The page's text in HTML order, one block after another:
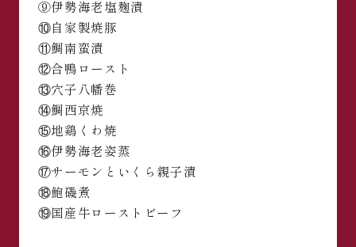
⑨伊勢海老塩麹漬
⑩自家製焼豚
⑪鯛南蛮漬
⑫合鴨ロースト
⑬穴子八幡巻
⑭鯛西京焼
⑮地鶏くわ焼
⑯伊勢海老姿蒸
⑰サーモンといくら親子漬
⑱鮑磯煮
⑲国産牛ローストビーフ